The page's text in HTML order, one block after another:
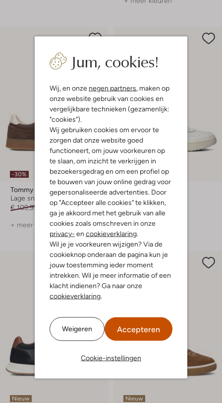
Jum, cookies!
Wij, en onze negen partners , maken op
onze website gebruik van cookies en
vergelijkbare technieken (gezamenlijk:
"cookies").
Wij gebruiken cookies om ervoor te
zorgen dat onze website goed
functioneert, om jouw voorkeuren op
te slaan, om inzicht te verkrijgen in
bezoekersgedrag en om een profiel op
te bouwen van jouw online gedrag voor
gepersonaliseerde advertenties. Door
op "Accepteer alle cookies" te klikken,
ga je akkoord met het gebruik van alle
cookies zoals omschreven in onze
privacy- en cookieverklaring
Wil je je voorkeuren wijzigen? Via de
cookieknop onderaan de pagina kun je
jouw toestemming ieder moment
intrekken. Wil je meer informatie of een
klacht indienen? Ga naar onze
cookieverklaring
Weigeren Accepteren
Cookie-instellingen
-30%
Tommy Hilfiger
Lage sneakers
€ 109,99
€ 76,99
+ meer kleuren
-30%
Tommy Hilfiger
€ 99,99 € 69,99
Nieuw Nieuw